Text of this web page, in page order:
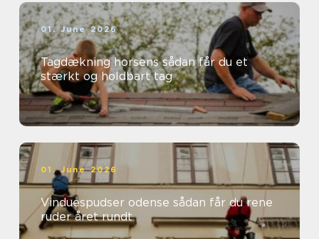
01. June 2026
Tagdækning horsens sådan får du et
stærkt og holdbart tag
01. June 2026
Vinduespudser odense sådan får du rene
ruder året rundt